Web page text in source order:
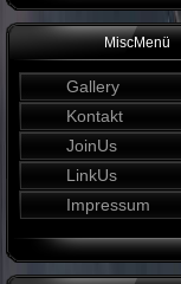
MiscMenü
Gallery
Kontakt
JoinUs
LinkUs
Impressum